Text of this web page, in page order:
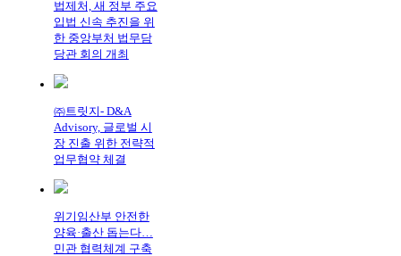
법제처, 새 정부 주요
입법 신속 추진을 위
한 중앙부처 법무담
당관 회의 개최
㈜트릿지- D&A
Advisory, 글로벌 시
장 진출 위한 전략적
업무협약 체결
위기임산부 안전한
양육·출산 돕는다…
민관 협력체계 구축